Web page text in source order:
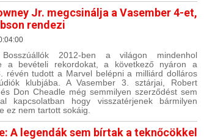
Jr. megcsinálja a Vasember 4-et,
rendezi
2012-ben a világon mindenhol
a bevételi rekordokat, a következő nyáron a
révén tudott a Marvel belépni a milliárd dolláros
klubjába. A Vasember 3. sztárjai, Robert
Don Cheadle még semmilyen szerződést sem
kapcsolatban hogy visszatérjenek bármilyen
ez nem tartott sokáig.
A legendák sem bírtak a teknőcökkel